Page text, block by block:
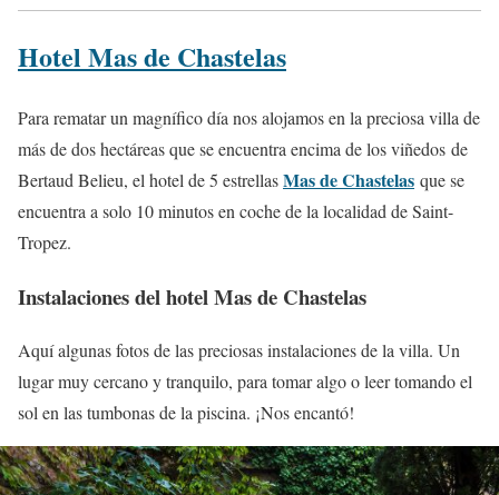
Hotel Mas de Chastelas
Para rematar un magnífico día nos alojamos en la preciosa villa de
más de dos hectáreas que se encuentra encima de los viñedos de
Bertaud Belieu, el hotel de 5 estrellasMas de Chastelas que se
encuentra a solo 10 minutos en coche de la localidad de Saint-
Tropez.
Instalaciones del hotel Mas de Chastelas
Aquí algunas fotos de las preciosas instalaciones de la villa. Un
lugar muy cercano y tranquilo, para tomar algo o leer tomando el
sol en las tumbonas de la piscina. ¡Nos encantó!